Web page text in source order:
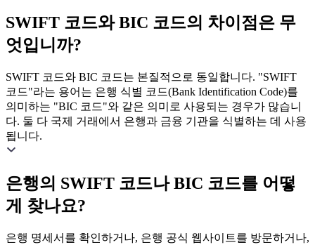
SWIFT 코드와 BIC 코드의 차이점은 무
엇입니까?
SWIFT 코드와 BIC 코드는 본질적으로 동일합니다. "SWIFT
코드"라는 용어는 은행 식별 코드(Bank Identification Code)를
의미하는 "BIC 코드"와 같은 의미로 사용되는 경우가 많습니
다. 둘 다 국제 거래에서 은행과 금융 기관을 식별하는 데 사용
됩니다.
은행의 SWIFT 코드나 BIC 코드를 어떻
게 찾나요?
은행 명세서를 확인하거나, 은행 공식 웹사이트를 방문하거나,